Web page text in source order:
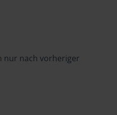
nur nach vorheriger